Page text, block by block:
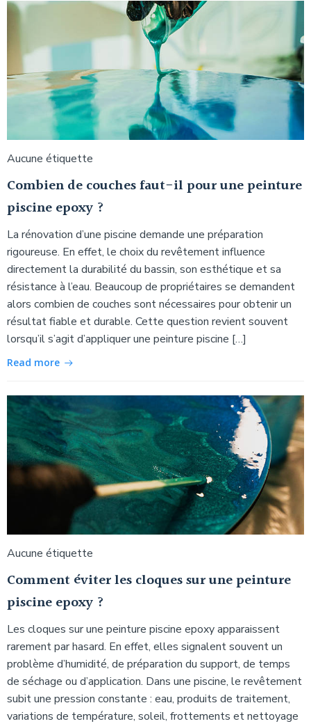
Aucune étiquette
Combien de couches faut-il pour une peinture
piscine epoxy ?
La rénovation d’une piscine demande une préparation
rigoureuse. En effet, le choix du revêtement influence
directement la durabilité du bassin, son esthétique et sa
résistance à l’eau. Beaucoup de propriétaires se demandent
alors combien de couches sont nécessaires pour obtenir un
résultat fiable et durable. Cette question revient souvent
lorsqu’il s’agit d’appliquer une peinture piscine […]
Read more
Aucune étiquette
Comment éviter les cloques sur une peinture
piscine epoxy ?
Les cloques sur une peinture piscine epoxy apparaissent
rarement par hasard. En effet, elles signalent souvent un
problème d’humidité, de préparation du support, de temps
de séchage ou d’application. Dans une piscine, le revêtement
subit une pression constante : eau, produits de traitement,
variations de température, soleil, frottements et nettoyage